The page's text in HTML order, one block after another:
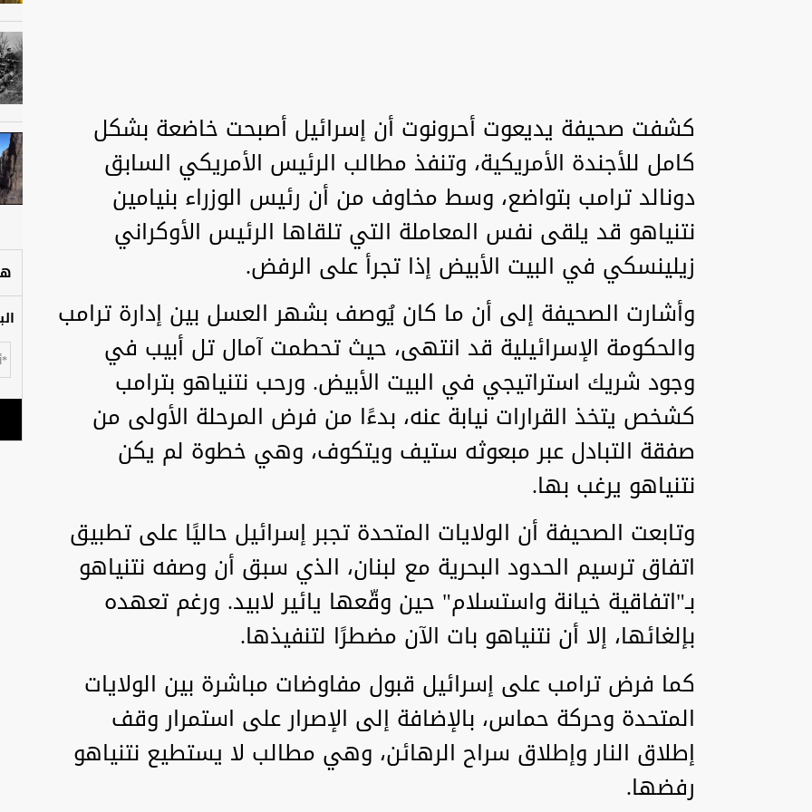
كشفت صحيفة يديعوت أحرونوت أن إسرائيل أصبحت خاضعة بشكل
كامل للأجندة الأمريكية، وتنفذ مطالب الرئيس الأمريكي السابق
دونالد ترامب بتواضع، وسط مخاوف من أن رئيس الوزراء بنيامين
نتنياهو قد يلقى نفس المعاملة التي تلقاها الرئيس الأوكراني
زيلينسكي في البيت الأبيض إذا تجرأ على الرفض.
وأشارت الصحيفة إلى أن ما كان يُوصف بشهر العسل بين إدارة ترامب
والحكومة الإسرائيلية قد انتهى، حيث تحطمت آمال تل أبيب في
وجود شريك استراتيجي في البيت الأبيض. ورحب نتنياهو بترامب
كشخص يتخذ القرارات نيابة عنه، بدءًا من فرض المرحلة الأولى من
صفقة التبادل عبر مبعوثه ستيف ويتكوف، وهي خطوة لم يكن
نتنياهو يرغب بها.
وتابعت الصحيفة أن الولايات المتحدة تجبر إسرائيل حاليًا على تطبيق
اتفاق ترسيم الحدود البحرية مع لبنان، الذي سبق أن وصفه نتنياهو
بـ"اتفاقية خيانة واستسلام" حين وقّعها يائير لابيد. ورغم تعهده
بإلغائها، إلا أن نتنياهو بات الآن مضطرًا لتنفيذها.
كما فرض ترامب على إسرائيل قبول مفاوضات مباشرة بين الولايات
المتحدة وحركة حماس، بالإضافة إلى الإصرار على استمرار وقف
إطلاق النار وإطلاق سراح الرهائن، وهي مطالب لا يستطيع نتنياهو
رفضها.